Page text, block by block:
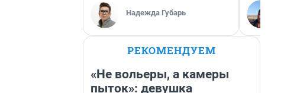
Надежда Губарь
РЕКОМЕНДУЕМ
«Не вольеры, а камеры
пыток»: девушка